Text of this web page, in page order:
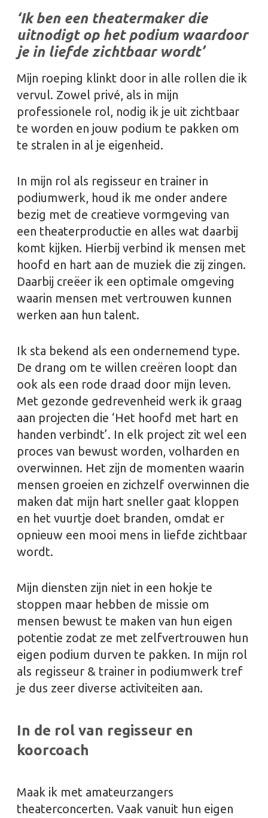
‘Ik ben een theatermaker die
uitnodigt op het podium waardoor
je in liefde zichtbaar wordt’
Mijn roeping klinkt door in alle rollen die ik
vervul. Zowel privé, als in mijn
professionele rol, nodig ik je uit zichtbaar
te worden en jouw podium te pakken om
te stralen in al je eigenheid.
In mijn rol als regisseur en trainer in
podiumwerk, houd ik me onder andere
bezig met de creatieve vormgeving van
een theaterproductie en alles wat daarbij
komt kijken. Hierbij verbind ik mensen met
hoofd en hart aan de muziek die zij zingen.
Daarbij creëer ik een optimale omgeving
waarin mensen met vertrouwen kunnen
werken aan hun talent.
Ik sta bekend als een ondernemend type.
De drang om te willen creëren loopt dan
ook als een rode draad door mijn leven.
Met gezonde gedrevenheid werk ik graag
aan projecten die ‘Het hoofd met hart en
handen verbindt’. In elk project zit wel een
proces van bewust worden, volharden en
overwinnen. Het zijn de momenten waarin
mensen groeien en zichzelf overwinnen die
maken dat mijn hart sneller gaat kloppen
en het vuurtje doet branden, omdat er
opnieuw een mooi mens in liefde zichtbaar
wordt.
Mijn diensten zijn niet in een hokje te
stoppen maar hebben de missie om
mensen bewust te maken van hun eigen
potentie zodat ze met zelfvertrouwen hun
eigen podium durven te pakken. In mijn rol
als regisseur & trainer in podiumwerk tref
je dus zeer diverse activiteiten aan.
In de rol van regisseur en
koorcoach
Maak ik met amateurzangers
theaterconcerten. Vaak vanuit hun eigen